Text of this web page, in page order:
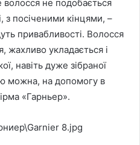
не подобається
з посіченими кінцями, –
привабливості. Волосся
жахливо укладається і
навіть дуже зібраної
можна, на допомогу в
«Гарньер».